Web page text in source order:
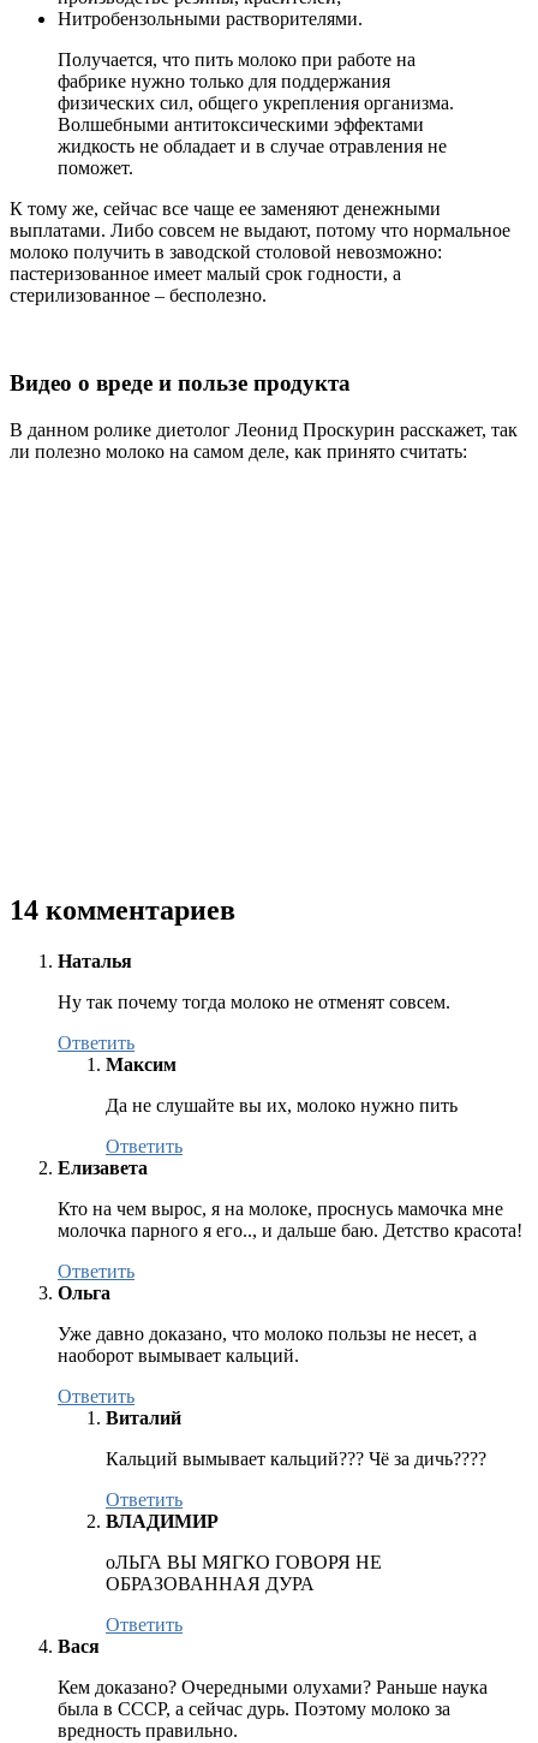
Нитробензольными растворителями.
Получается, что пить молоко при работе на
фабрике нужно только для поддержания
физических сил, общего укрепления организма.
Волшебными антитоксическими эффектами
жидкость не обладает и в случае отравления не
поможет.
К тому же, сейчас все чаще ее заменяют денежными
выплатами. Либо совсем не выдают, потому что нормальное
молоко получить в заводской столовой невозможно:
пастеризованное имеет малый срок годности, а
стерилизованное – бесполезно.
Видео о вреде и пользе продукта
В данном ролике диетолог Леонид Проскурин расскажет, так
ли полезно молоко на самом деле, как принято считать:
14 комментариев
Наталья
Ну так почему тогда молоко не отменят совсем.
Ответить
Максим
Да не слушайте вы их, молоко нужно пить
Ответить
Елизавета
Кто на чем вырос, я на молоке, проснусь мамочка мне
молочка парного я его.., и дальше баю. Детство красота!
Ответить
Ольга
Уже давно доказано, что молоко пользы не несет, а
наоборот вымывает кальций.
Ответить
Виталий
Кальций вымывает кальций??? Чё за дичь????
Ответить
ВЛАДИМИР
оЛЬГА ВЫ МЯГКО ГОВОРЯ НЕ
ОБРАЗОВАННАЯ ДУРА
Ответить
Вася
Кем доказано? Очередными олухами? Раньше наука
была в СССР, а сейчас дурь. Поэтому молоко за
вредность правильно.